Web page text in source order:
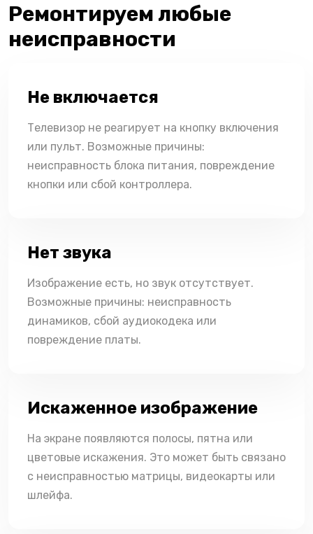
Ремонтируем любые
неисправности
Не включается
Телевизор не реагирует на кнопку включения
или пульт. Возможные причины:
неисправность блока питания, повреждение
кнопки или сбой контроллера.
Нет звука
Изображение есть, но звук отсутствует.
Возможные причины: неисправность
динамиков, сбой аудиокодека или
повреждение платы.
Искаженное изображение
На экране появляются полосы, пятна или
цветовые искажения. Это может быть связано
с неисправностью матрицы, видеокарты или
шлейфа.